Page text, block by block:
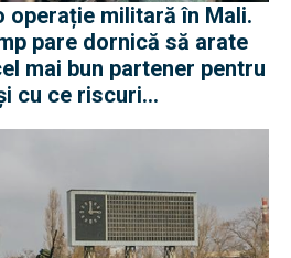
operație militară în Mali.
pare dornică să arate
mai bun partener pentru
cu ce riscuri